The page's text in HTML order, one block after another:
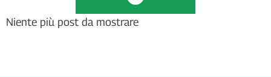
Niente più post da mostrare